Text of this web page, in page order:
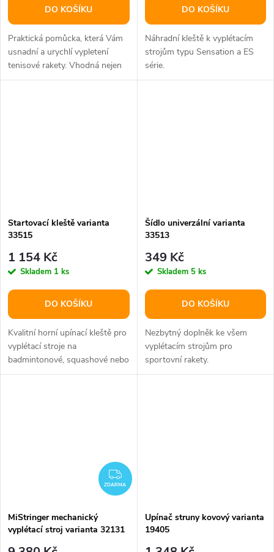
DO KOŠÍKU
Praktická pomůcka, která Vám
usnadní a urychlí vypletení
tenisové rakety. Vhodná nejen
pro vyplétací stroje MiStringer.
DO KOŠÍKU
Náhradní kleště k vyplétacím
strojům typu Sensation a ES
série.
Startovací kleště varianta
33515
1 154 Kč
Skladem 1 ks
DO KOŠÍKU
Kvalitní horní upínací kleště pro
vyplétací stroje na
badmintonové, squashové nebo
tenisové rakety.
Šídlo univerzální varianta
33513
349 Kč
Skladem 5 ks
DO KOŠÍKU
Nezbytný doplněk ke všem
vyplétacím strojům pro
sportovní rakety.
ZDARMA
ZDARMA
MiStringer mechanický
vyplétací stroj varianta 32131
Upínač struny kovový varianta
19405